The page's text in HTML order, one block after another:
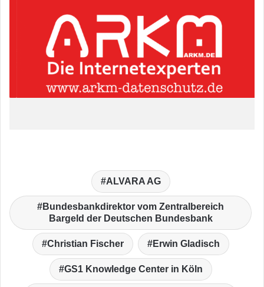
ALVARA AG
Bundesbankdirektor vom Zentralbereich
Bargeld der Deutschen Bundesbank
Christian Fischer Erwin Gladisch
GS1 Knowledge Center in Köln